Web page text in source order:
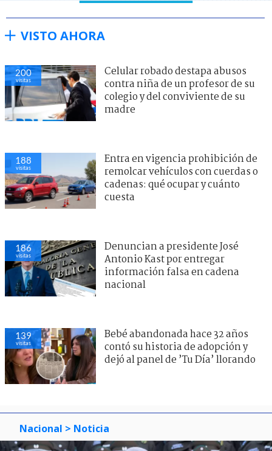
VISTO AHORA
200
visitas
Celular robado destapa abusos
contra niña de un profesor de su
colegio y del conviviente de su
madre
188
visitas
Entra en vigencia prohibición de
remolcar vehículos con cuerdas o
cadenas: qué ocupar y cuánto
cuesta
186
visitas
Denuncian a presidente José
Antonio Kast por entregar
información falsa en cadena
nacional
139
visitas
Bebé abandonada hace 32 años
contó su historia de adopción y
dejó al panel de ’Tu Día’ llorando
Nacional > Noticia